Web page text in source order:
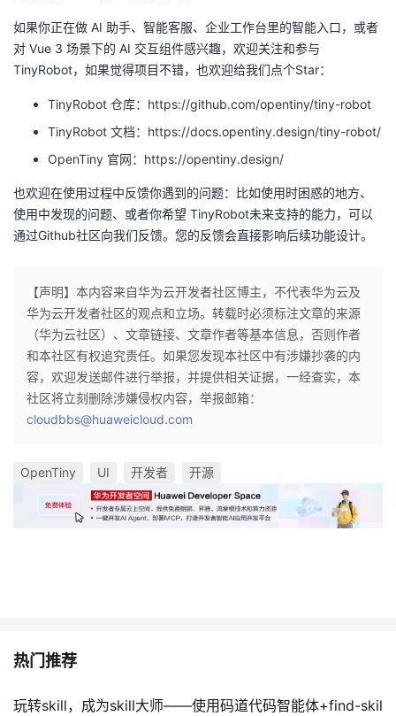
如果你正在做 AI 助手、智能客服、企业工作台里的智能入口，或者
对 Vue 3 场景下的 AI 交互组件感兴趣，欢迎关注和参与
TinyRobot，如果觉得项目不错，也欢迎给我们点个Star：
TinyRobot 仓库：https://github.com/opentiny/tiny-robot
TinyRobot 文档：https://docs.opentiny.design/tiny-robot/
OpenTiny 官网：https://opentiny.design/
也欢迎在使用过程中反馈你遇到的问题：比如使用时困惑的地方、
使用中发现的问题、或者你希望 TinyRobot未来支持的能力，可以
通过Github社区向我们反馈。您的反馈会直接影响后续功能设计。
【声明】本内容来自华为云开发者社区博主，不代表华为云及
华为云开发者社区的观点和立场。转载时必须标注文章的来源
（华为云社区）、文章链接、文章作者等基本信息，否则作者
和本社区有权追究责任。如果您发现本社区中有涉嫌抄袭的内
容，欢迎发送邮件进行举报，并提供相关证据，一经查实，本
社区将立刻删除涉嫌侵权内容，举报邮箱：
cloudbbs@huaweicloud.com
OpenTiny UI 开发者 开源
热门推荐
玩转skill，成为skill大师——使用码道代码智能体+find-skil